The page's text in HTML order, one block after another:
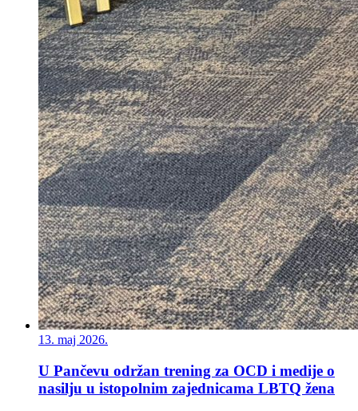
13. maj 2026.
U Pančevu održan trening za OCD i medije o
nasilju u istopolnim zajednicama LBTQ žena